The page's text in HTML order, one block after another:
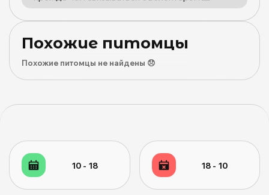
Похожие питомцы
Похожие питомцы не найдены 😞
10 - 18 18 - 10